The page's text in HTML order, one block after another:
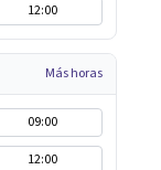
12:00
Más horas
09:00
12:00